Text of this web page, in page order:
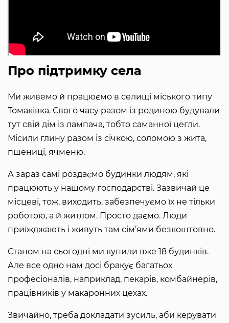
Про підтримку села
Ми живемо й працюємо в селищі міського типу
Томаківка. Свого часу разом із родиною будували
тут свій дім із лампача, тобто саманної цегли.
Місили глину разом із січкою, соломою з жита,
пшениці, ячменю.
А зараз самі роздаємо будинки людям, які
працюють у нашому господарстві. Зазвичай це
місцеві, тож, виходить, забезпечуємо їх не тільки
роботою, а й житлом. Просто даємо. Люди
приїжджають і живуть там сім’ями безкоштовно.
Станом на сьогодні ми купили вже 18 будинків.
Але все одно нам досі бракує багатьох
професіоналів, наприклад, пекарів, комбайнерів,
працівників у макаронних цехах.
Звичайно, треба докладати зусиль, аби керувати